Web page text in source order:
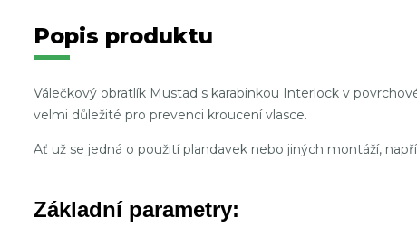
Popis produktu
Válečkový obratlík Mustad s karabinkou Interlock v
velmi důležité pro prevenci kroucení vlasce.
Ať už se jedná o použití plandavek nebo jiných montáží,
Základní parametry: